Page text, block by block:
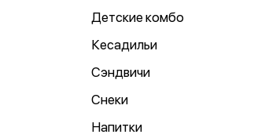
Детские комбо
Кесадильи
Сэндвичи
Снеки
Напитки